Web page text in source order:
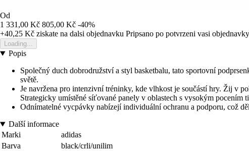
Od
1 331,00 Kč 805,00 Kč -40%
+40,25 Kč ziskate na dalsi objednavku Pripsano po potvrzeni vasi objednavky
Loading...
Popis
Společný duch dobrodružství a styl basketbalu, tato sportovní
světě.
Je navržena pro intenzivní tréninky, kde vlhkost je součástí hry. Žij v
Strategicky umístěné síťované panely v oblastech s vysokým
Odnímatelné vycpávky nabízejí individuální ochranu a podporu, což
Další informace
Marki
adidas
Barva
black/crli/unilim